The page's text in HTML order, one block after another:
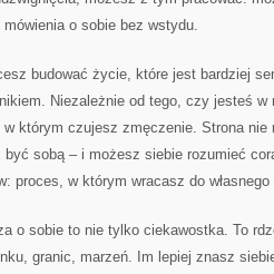
mówienia o sobie bez wstydu.
budować życie, które jest bardziej
Niezależnie od tego, czy jesteś
w którym czujesz zmęczenie. Strona nie
być sobą – i możesz siebie rozumieć
proces, w którym wracasz do własnego
o sobie to nie tylko ciekawostka. To
granic, marzeń. Im lepiej znasz